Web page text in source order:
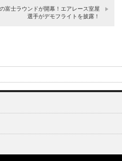
富士ラウンドが開幕！エアレース室屋
選手がデモフライトを披露！